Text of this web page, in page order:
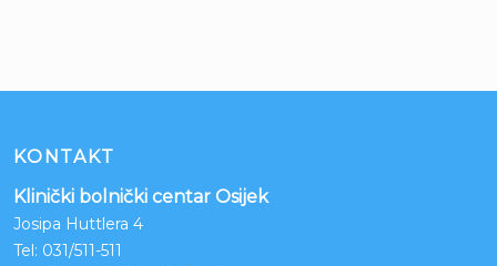
KONTAKT
Klinički bolnički centar Osijek
Josipa Huttlera 4
Tel: 031/511-511